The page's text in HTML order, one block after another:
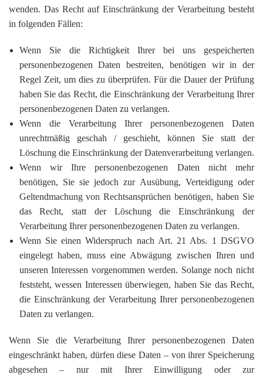
wenden. Das Recht auf Einschränkung der Verarbeitung besteht
in folgenden Fällen:
Wenn Sie die Richtigkeit Ihrer bei uns gespeicherten
personenbezogenen Daten bestreiten, benötigen wir in der
Regel Zeit, um dies zu überprüfen. Für die Dauer der Prüfung
haben Sie das Recht, die Einschränkung der Verarbeitung Ihrer
personenbezogenen Daten zu verlangen.
Wenn die Verarbeitung Ihrer personenbezogenen Daten
unrechtmäßig geschah / geschieht, können Sie statt der
Löschung die Einschränkung der Datenverarbeitung verlangen.
Wenn wir Ihre personenbezogenen Daten nicht mehr
benötigen, Sie sie jedoch zur Ausübung, Verteidigung oder
Geltendmachung von Rechtsansprüchen benötigen, haben Sie
das Recht, statt der Löschung die Einschränkung der
Verarbeitung Ihrer personenbezogenen Daten zu verlangen.
Wenn Sie einen Widerspruch nach Art. 21 Abs. 1 DSGVO
eingelegt haben, muss eine Abwägung zwischen Ihren und
unseren Interessen vorgenommen werden. Solange noch nicht
feststeht, wessen Interessen überwiegen, haben Sie das Recht,
die Einschränkung der Verarbeitung Ihrer personenbezogenen
Daten zu verlangen.
Wenn Sie die Verarbeitung Ihrer personenbezogenen Daten
eingeschränkt haben, dürfen diese Daten – von ihrer Speicherung
abgesehen – nur mit Ihrer Einwilligung oder zur